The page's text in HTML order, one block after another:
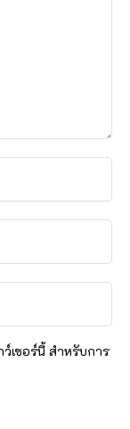
ว์เซอร์นี้ สำหรับการ